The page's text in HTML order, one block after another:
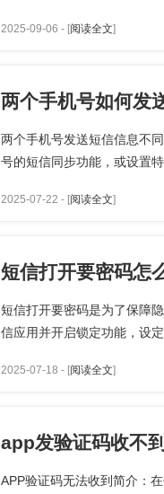
2025-09-06 - [阅读全文]
两个手机号如何发
两个手机号发送短信信息不
号的短信同步功能，或设置
2025-07-22 - [阅读全文]
短信打开要密码怎
短信打开要密码是为了保障
信应用并开启锁定功能，设
2025-07-18 - [阅读全文]
app发验证码收不到
APP验证码无法收到简介：